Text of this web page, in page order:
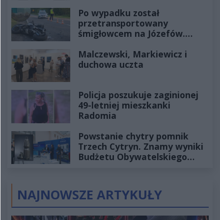
Po wypadku został
przetransportowany
śmigłowcem na Józefów.
Malczewski, Markiewicz i
duchowa uczta
Policja poszukuje zaginionej
49-letniej mieszkanki
Radomia
Powstanie chytry pomnik
Trzech Cytryn. Znamy wyniki
Budżetu Obywatelskiego
NAJNOWSZE ARTYKUŁY